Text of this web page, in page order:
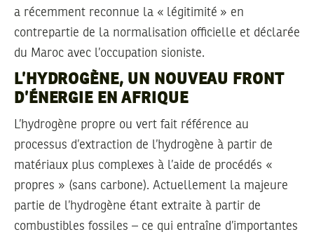
a récemment reconnue la « légitimité » en
contrepartie de la normalisation officielle et déclarée
du Maroc avec l’occupation sioniste.
L’HYDROGÈNE, UN NOUVEAU FRONT
D’ÉNERGIE EN AFRIQUE
L’hydrogène propre ou vert fait référence au
processus d’extraction de l’hydrogène à partir de
matériaux plus complexes à l’aide de procédés «
propres » (sans carbone). Actuellement la majeure
partie de l’hydrogène étant extraite à partir de
combustibles fossiles – ce qui entraîne d’importantes